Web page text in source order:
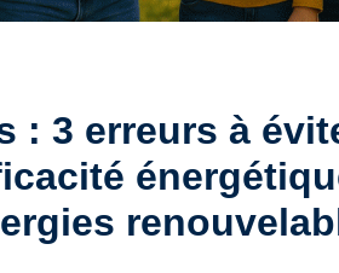
: 3 erreurs à